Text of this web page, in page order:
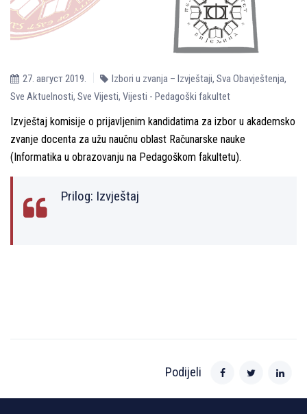
27. август 2019. Izbori u zvanja – Izvještaji, Sva Obavještenja,
Sve Aktuelnosti, Sve Vijesti, Vijesti - Pedagoški fakultet
Izvještaj komisije o prijavljenim kandidatima za izbor u akademsko
zvanje docenta za užu naučnu oblast Računarske nauke
(Informatika u obrazovanju na Pedagoškom fakultetu).
Prilog: Izvještaj
Podijeli